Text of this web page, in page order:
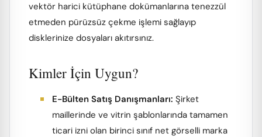
vektör harici kütüphane dokümanlarına tenezzül
etmeden pürüzsüz çekme işlemi sağlayıp
disklerinize dosyaları akıtırsınız.
Kimler İçin Uygun?
E-Bülten Satış Danışmanları: Şirket
maillerinde ve vitrin şablonlarında tamamen
ticari izni olan birinci sınıf net görselli marka